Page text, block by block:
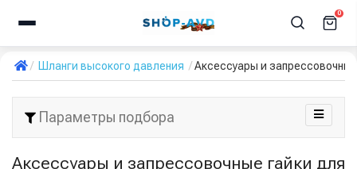
0
Шланги высокого давления Аксессуары и
Параметры подбора
Аксессуары и запрессовочные гайки для